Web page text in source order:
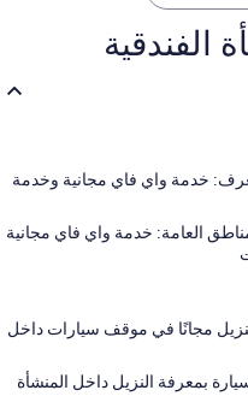
الفندقية
خدمة واي فاي مجانية وخدمة
العامة: خدمة واي فاي مجانية
مجانًا في موقف سيارات داخل
بمعرفة النزيل داخل المنشأة